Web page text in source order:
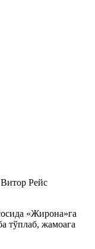
Рейс
«Жирона»га
тўплаб, жамоага